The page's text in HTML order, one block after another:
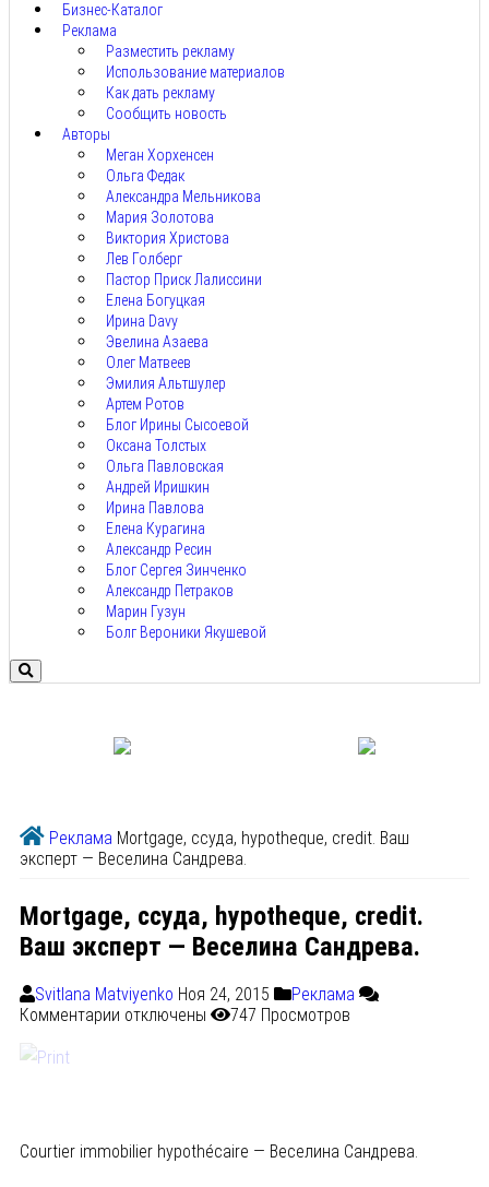
Бизнес-Каталог
Реклама
Разместить рекламу
Использование материалов
Как дать рекламу
Сообщить новость
Авторы
Меган Хорхенсен
Ольга Федак
Александра Мельникова
Мария Золотова
Виктория Христова
Лев Голберг
Пастор Приск Лалиссини
Елена Богуцкая
Ирина Davy
Эвелина Азаева
Олег Матвеев
Эмилия Альтшулер
Артем Ротов
Блог Ирины Сысоевой
Оксана Толстых
Ольга Павловская
Андрей Иришкин
Ирина Павлова
Елена Курагина
Александр Ресин
Блог Сергея Зинченко
Александр Петраков
Марин Гузун
Болг Вероники Якушевой
Реклама Mortgage, ссуда, hypotheque, credit. Ваш
эксперт — Веселина Сандрева.
Mortgage, ссуда, hypotheque, credit.
Ваш эксперт — Веселина Сандрева.
Svitlana Matviyenko Ноя 24, 2015
Реклама
Комментарии отключены 747 Просмотров
Courtier immobilier hypothécaire — Веселина Сандрева.